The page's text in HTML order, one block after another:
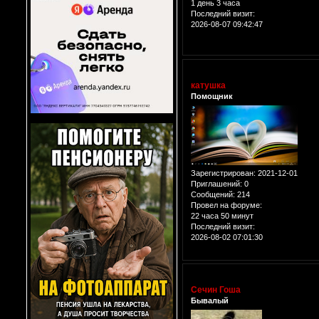
1 день 3 часа
Последний визит:
2026-08-07 09:42:47
катушка
Помощник
Зарегистрирован: 2021-12-01
Приглашений: 0
Сообщений: 214
Провел на форуме:
22 часа 50 минут
Последний визит:
2026-08-02 07:01:30
Сечин Гоша
Бывалый